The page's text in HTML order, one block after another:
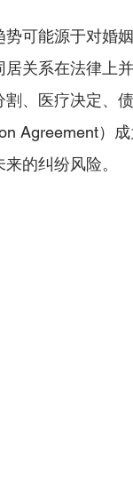
可能源于对婚
关系在法律上
、医疗决定、
Agreement）
的纠纷风险。